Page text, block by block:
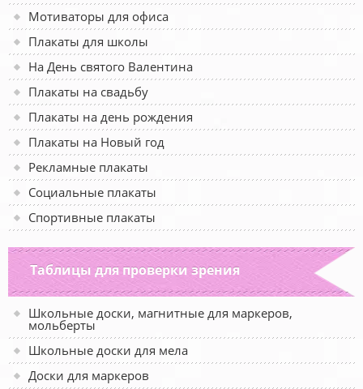
Мотиваторы для офиса
Плакаты для школы
На День святого Валентина
Плакаты на свадьбу
Плакаты на день рождения
Плакаты на Новый год
Рекламные плакаты
Социальные плакаты
Спортивные плакаты
Таблицы для проверки зрения
Школьные доски, магнитные для маркеров,
мольберты
Школьные доски для мела
Доски для маркеров